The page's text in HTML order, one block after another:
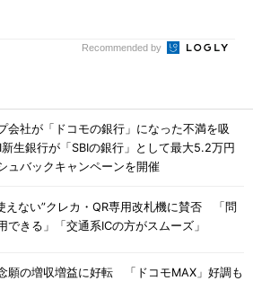
Recommended by
会社が「ドコモの銀行」になった不満を吸
生銀行が「SBIの銀行」として最大5.2万円
ュバックキャンペーンを開催
えない”クレカ・QR専用改札機に賛否 「問
できる」「交通系ICの方がスムーズ」
願の増収増益に好転 「ドコモMAX」好調も